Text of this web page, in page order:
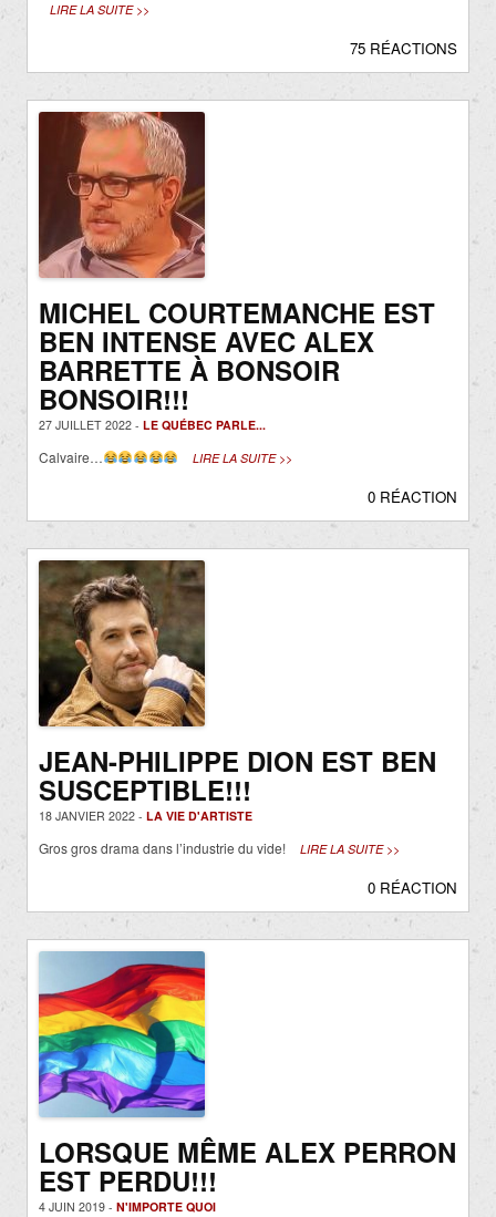
LIRE LA SUITE >>
75 RÉACTIONS
MICHEL COURTEMANCHE EST
BEN INTENSE AVEC ALEX
BARRETTE À BONSOIR
BONSOIR!!!
27 JUILLET 2022 - LE QUÉBEC PARLE...
Calvaire… LIRE LA SUITE >>
0 RÉACTION
JEAN-PHILIPPE DION EST BEN
SUSCEPTIBLE!!!
18 JANVIER 2022 - LA VIE D'ARTISTE
Gros gros drama dans l’industrie du vide! LIRE LA SUITE >>
0 RÉACTION
LORSQUE MÊME ALEX PERRON
EST PERDU!!!
4 JUIN 2019 - N'IMPORTE QUOI